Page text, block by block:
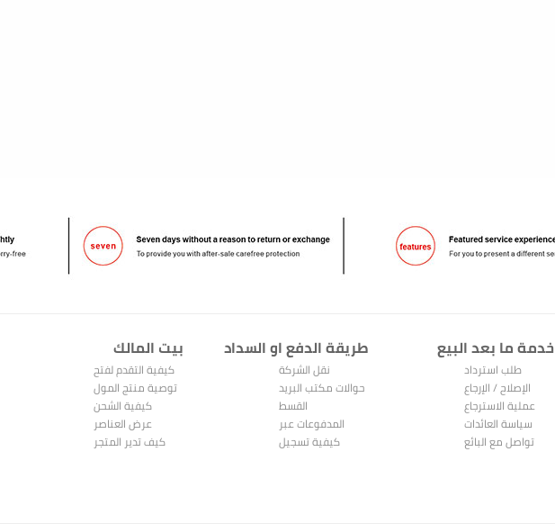
بيت المالك
كيفية التقدم لفتح
متجر
توصية منتج المول
كيفية الشحن
عرض العناصر
المباعة
كيف تدير المتجر
طريقة الدفع او السداد
نقل الشركة
حوالات مكتب البريد
القسط
المدفوعات عبر
الإنترنت
كيفية تسجيل
خدمة ما بعد البيع
طلب استرداد
الإصلاح / الإرجاع
عملية الاسترجاع
والاستبدال
سياسة العائدات
تواصل مع البائع